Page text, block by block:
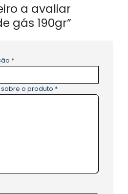
a avaliar
gás 190gr”
*
o produto *